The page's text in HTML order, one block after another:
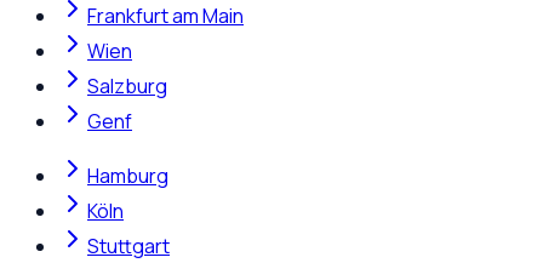
Frankfurt am Main
Wien
Salzburg
Genf
Hamburg
Köln
Stuttgart